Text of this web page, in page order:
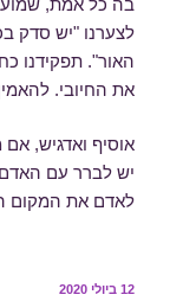
לצערנו "יש סדק
האור". תפקידנו
את החיובי.
אוסיף ואדגיש,
יש לברר עם האדם
לאדם את המקום
פורסם
12 ביולי 2020